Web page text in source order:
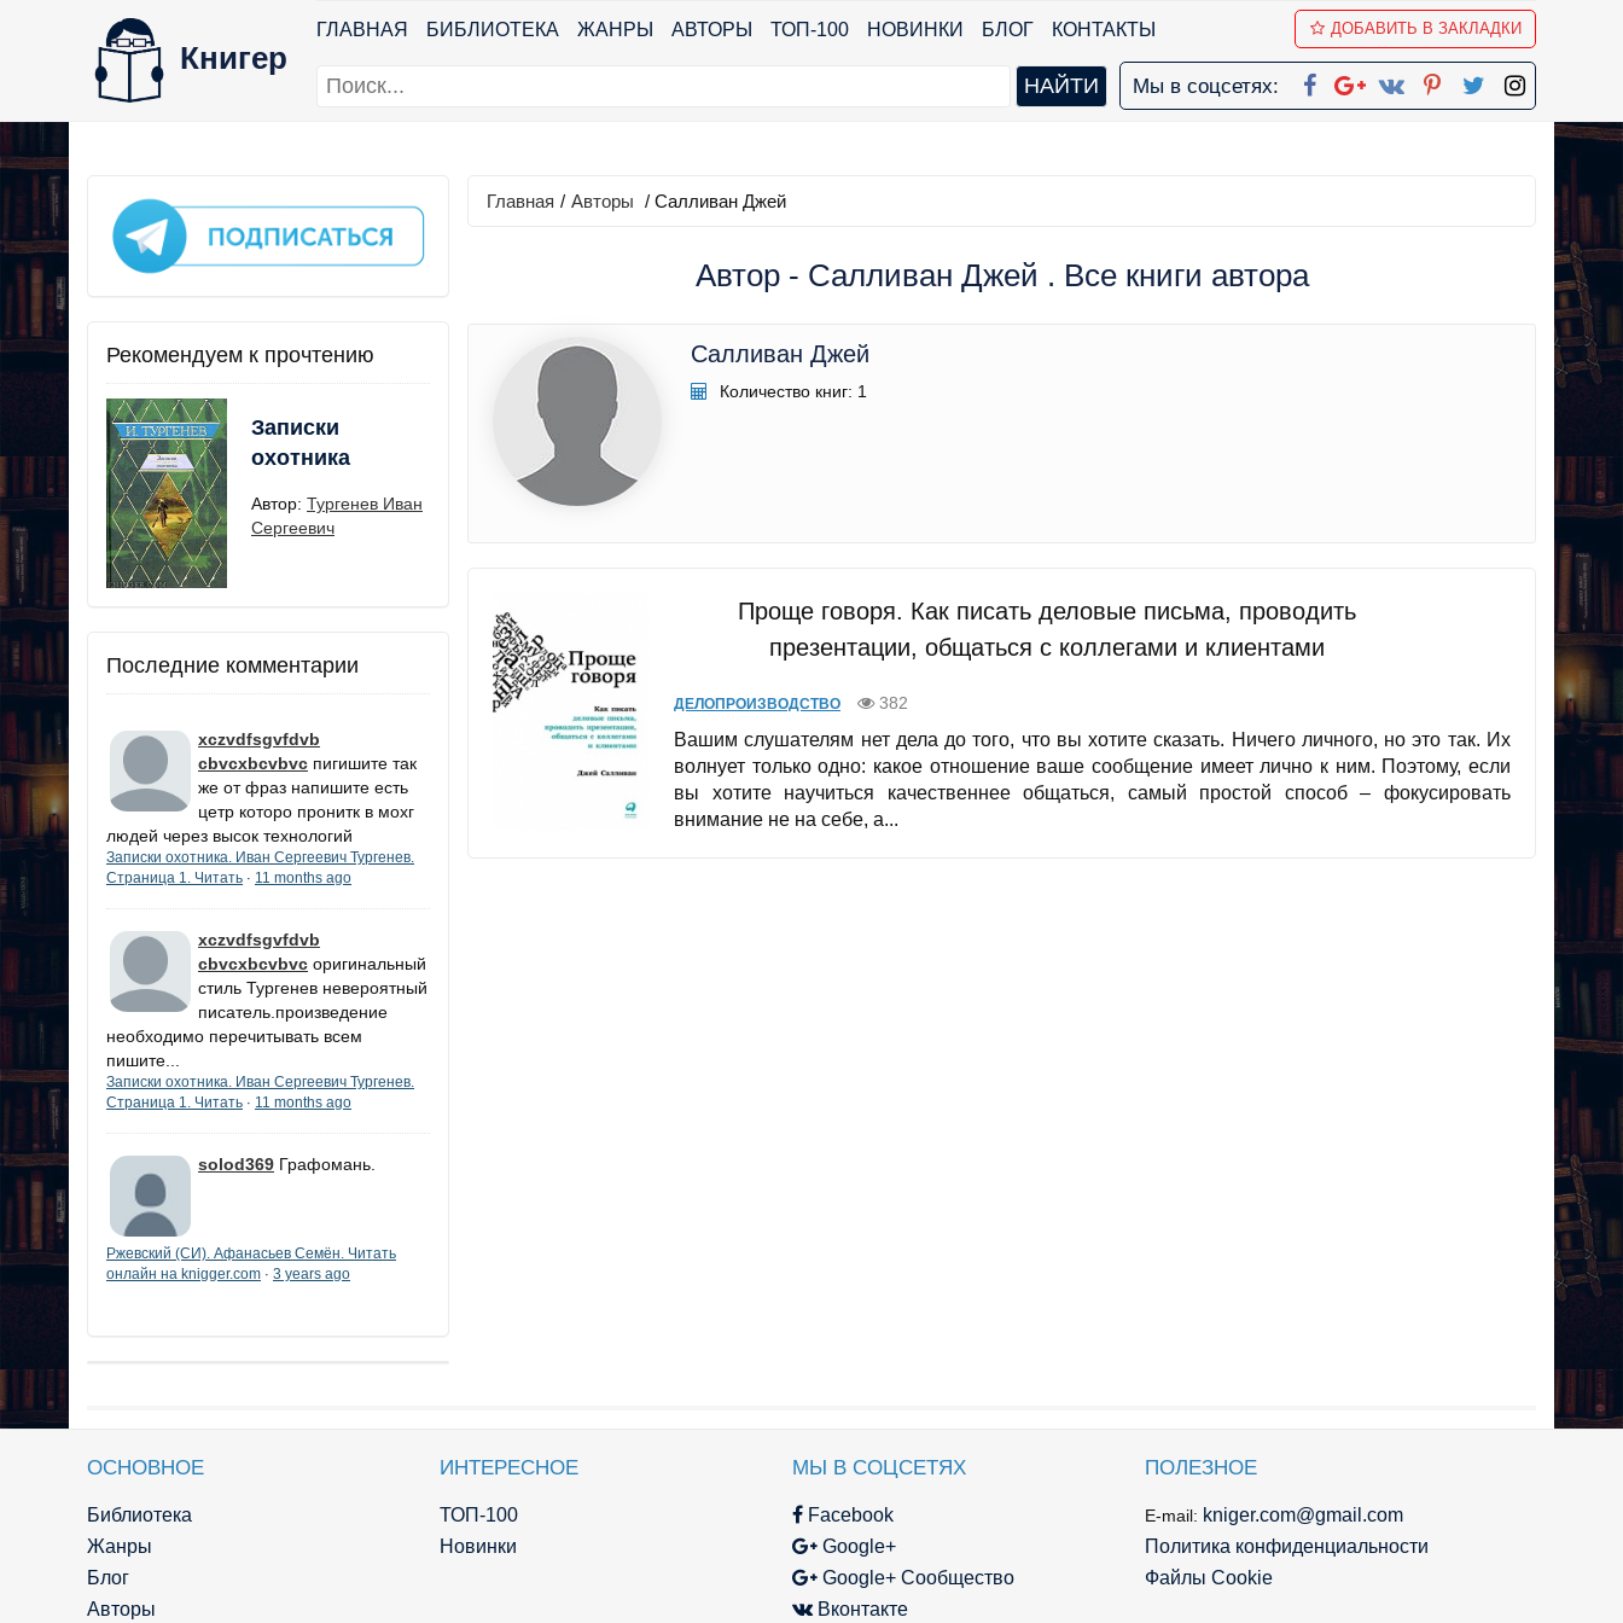
Книгер
ГЛАВНАЯ БИБЛИОТЕКА ЖАНРЫ АВТОРЫ ТОП-100 НОВИНКИ БЛОГ КОНТАКТЫ ДОБАВИТЬ В ЗАКЛАДКИ
Мы в соцсетях:
Рекомендуем к прочтению
Записки
охотника
Автор: Тургенев Иван
Сергеевич
Последние комментарии
xczvdfsgvfdvb
cbvcxbcvbvc пигишите так
же от фраз напишите есть
цетр которо пронитк в мохг
людей через высок технологий
Записки охотника. Иван Сергеевич Тургенев.
Страница 1. Читать · 11 months ago
xczvdfsgvfdvb
cbvcxbcvbvc оригинальный
стиль Тургенев невероятный
писатель.произведение
необходимо перечитывать всем
пишите...
Записки охотника. Иван Сергеевич Тургенев.
Страница 1. Читать · 11 months ago
solod369 Графомань.
Ржевский (СИ). Афанасьев Семён. Читать
онлайн на knigger.com · 3 years ago
Главная / Авторы / Салливан Джей
Автор - Салливан Джей . Все книги автора
Салливан Джей
Количество книг: 1
Проще говоря. Как писать деловые письма, проводить
презентации, общаться с коллегами и клиентами
ДЕЛОПРОИЗВОДСТВО 382
Вашим слушателям нет дела до того, что вы хотите сказать. Ничего личного, но это так. Их
волнует только одно: какое отношение ваше сообщение имеет лично к ним. Поэтому, если
вы хотите научиться качественнее общаться, самый простой способ – фокусировать
внимание не на себе, а...
ОСНОВНОЕ
Библиотека
Жанры
Блог
Авторы
ИНТЕРЕСНОЕ
ТОП-100
Новинки
МЫ В СОЦСЕТЯХ
Facebook
Google+
Google+ Сообщество
Вконтакте
ПОЛЕЗНОЕ
E-mail: kniger.com@gmail.com
Политика конфиденциальности
Файлы Cookie